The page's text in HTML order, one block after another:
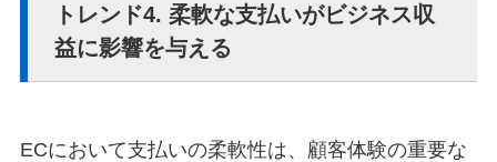
トレンド4. 柔軟な支払いがビジネス収
益に影響を与える
ECにおいて支払いの柔軟性は、顧客体験の重要な